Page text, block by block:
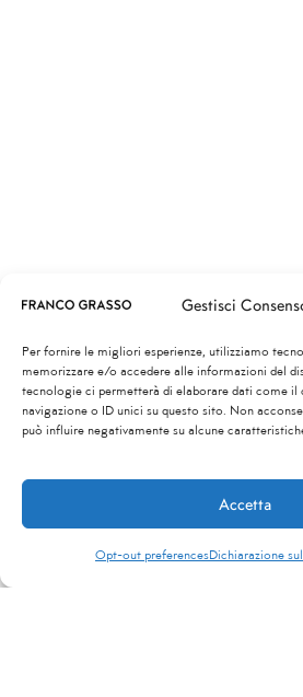
Gestisci
Per fornire le migliori esperienze, utilizziamo
memorizzare e/o accedere alle informazioni del
tecnologie ci permetterà di elaborare dati come il
navigazione o ID unici su questo sito. Non
può influire negativamente su alcune
Accetta
Opt-out preferencesDichiarazione